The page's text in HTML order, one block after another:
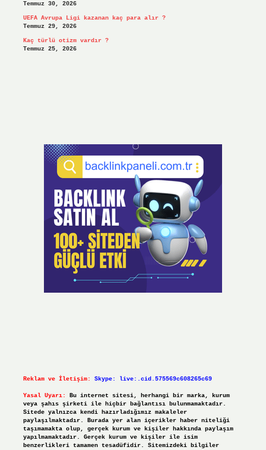
Temmuz 30, 2026
UEFA Avrupa Ligi kazanan kaç para alır ?
Temmuz 29, 2026
Kaç türlü otizm vardır ?
Temmuz 25, 2026
Reklam ve İletişim: Skype: live:.cid.575569c608265c69
Yasal Uyarı:
Bu internet sitesi, herhangi bir marka, kurum
veya şahıs şirketi ile hiçbir bağlantısı bulunmamaktadır.
Sitede yalnızca kendi hazırladığımız makaleler
paylaşılmaktadır. Burada yer alan içerikler haber niteliği
taşımamakta olup, gerçek kurum ve kişiler hakkında paylaşım
yapılmamaktadır. Gerçek kurum ve kişiler ile isim
benzerlikleri tamamen tesadüfidir. Sitemizdeki bilgiler